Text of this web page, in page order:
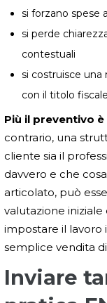
si forzano spese
si perde
contestuali
si costruisce una
con il titolo
Più il preventivo
contrario, una
cliente sia il
davvero e che
articolato, può
valutazione iniziale
impostare il lavoro
semplice vendita
Inviare